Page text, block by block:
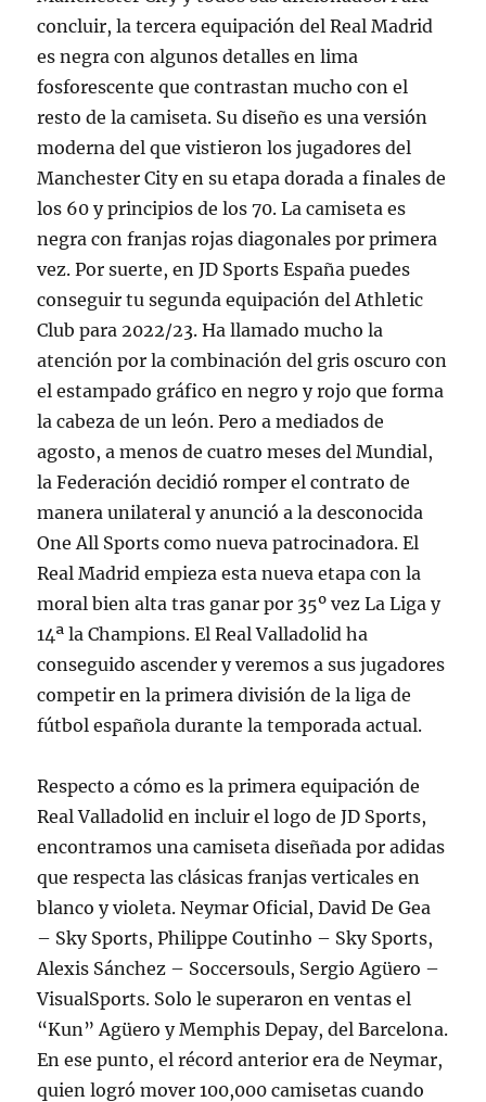
concluir, la tercera equipación del Real Madrid
es negra con algunos detalles en lima
fosforescente que contrastan mucho con el
resto de la camiseta. Su diseño es una versión
moderna del que vistieron los jugadores del
Manchester City en su etapa dorada a finales de
los 60 y principios de los 70. La camiseta es
negra con franjas rojas diagonales por primera
vez. Por suerte, en JD Sports España puedes
conseguir tu segunda equipación del Athletic
Club para 2022/23. Ha llamado mucho la
atención por la combinación del gris oscuro con
el estampado gráfico en negro y rojo que forma
la cabeza de un león. Pero a mediados de
agosto, a menos de cuatro meses del Mundial,
la Federación decidió romper el contrato de
manera unilateral y anunció a la desconocida
One All Sports como nueva patrocinadora. El
Real Madrid empieza esta nueva etapa con la
moral bien alta tras ganar por 35º vez La Liga y
14ª la Champions. El Real Valladolid ha
conseguido ascender y veremos a sus jugadores
competir en la primera división de la liga de
fútbol española durante la temporada actual.
Respecto a cómo es la primera equipación de
Real Valladolid en incluir el logo de JD Sports,
encontramos una camiseta diseñada por adidas
que respecta las clásicas franjas verticales en
blanco y violeta. Neymar Oficial, David De Gea
– Sky Sports, Philippe Coutinho – Sky Sports,
Alexis Sánchez – Soccersouls, Sergio Agüero –
VisualSports. Solo le superaron en ventas el
“Kun” Agüero y Memphis Depay, del Barcelona.
En ese punto, el récord anterior era de Neymar,
quien logró mover 100,000 camisetas cuando